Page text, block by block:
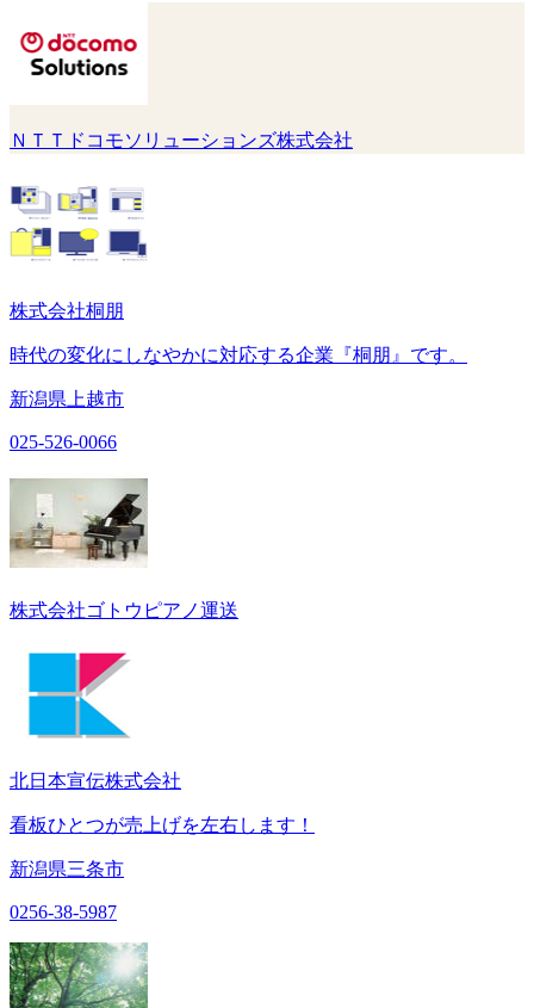
ＮＴＴドコモソリューションズ株式会社
株式会社桐朋
時代の変化にしなやかに対応する企業『桐朋』です。
新潟県上越市
025-526-0066
株式会社ゴトウピアノ運送
北日本宣伝株式会社
看板ひとつが売上げを左右します！
新潟県三条市
0256-38-5987